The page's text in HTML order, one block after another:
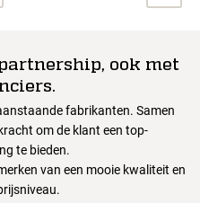
ook met
fabrikanten. Samen
om de klant een top-
te bieden.
van een mooie kwaliteit en